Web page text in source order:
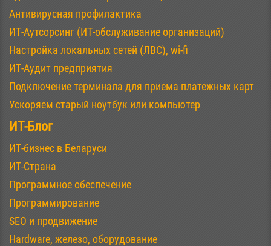
Антивирусная профилактика
ИТ-Аутсорсинг (ИТ-обслуживание организаций)
Настройка локальных сетей (ЛВС), wi-fi
ИТ-Аудит предприятия
Подключение терминала для приема платежных карт
Ускоряем старый ноутбук или компьютер
ИТ-Блог
ИТ-бизнес в Беларуси
ИТ-Страна
Программное обеспечение
Программирование
SEO и продвижение
Hardware, железо, оборудование